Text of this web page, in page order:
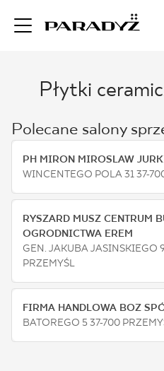
DLA
Płytki
Polecane salony
PH MIRON MIROSLAW
WINCENTEGO POLA 31 37-
RYSZARD MUSZ CENTRUM
OGRODNICTWA EREM
GEN. JAKUBA JASINSKIEGO
PRZEMYŚL
FIRMA HANDLOWA BOZ
BATOREGO 5 37-700